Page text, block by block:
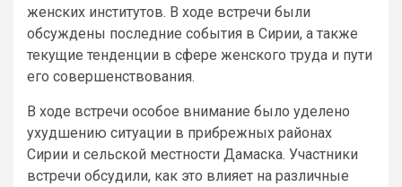
женских институтов. В ходе встречи были
обсуждены последние события в Сирии, а также
текущие тенденции в сфере женского труда и пути
его совершенствования.
В ходе встречи особое внимание было уделено
ухудшению ситуации в прибрежных районах
Сирии и сельской местности Дамаска. Участники
встречи обсудили, как это влияет на различные